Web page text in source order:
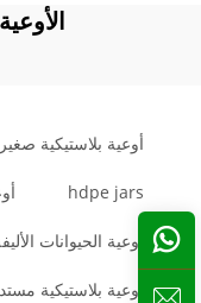
أوعية بلاستيكية
hdpe jars
أوعية الحيوانات
أوعية بلاستيكية